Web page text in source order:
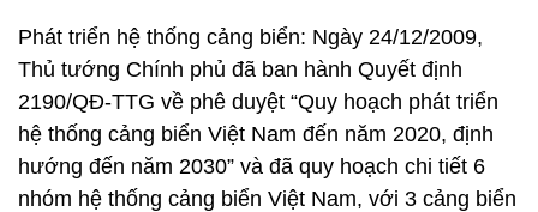
Phát triển hệ thống cảng biển: Ngày 24/12/2009,
Thủ tướng Chính phủ đã ban hành Quyết định
2190/QĐ-TTG về phê duyệt “Quy hoạch phát triển
hệ thống cảng biển Việt Nam đến năm 2020, định
hướng đến năm 2030” và đã quy hoạch chi tiết 6
nhóm hệ thống cảng biển Việt Nam, với 3 cảng biển